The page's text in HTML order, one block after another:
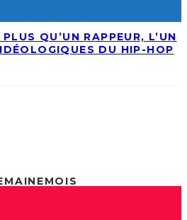
QU’UN RAPPEUR, L’UN
DU HIP-HOP
MOIS